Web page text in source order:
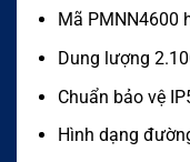
Mã PMNN4600
Dung lượng
Chuẩn bảo vệ
Hình dạng